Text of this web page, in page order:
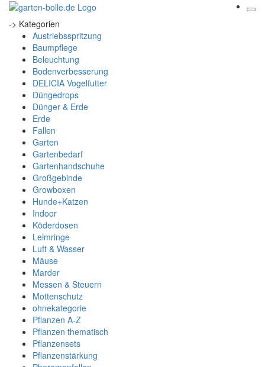
-> Kategorien
Austriebsspritzung
Baumpflege
Beleuchtung
Bodenverbesserung
DELICIA Vogelfutter
Düngedrops
Dünger & Erde
Erde
Fallen
Garten
Gartenbedarf
Gartenhandschuhe
Großgebinde
Growboxen
Hunde+Katzen
Indoor
Köderdosen
Leimringe
Luft & Wasser
Mäuse
Marder
Messen & Steuern
Mottenschutz
ohnekategorie
Pflanzen A-Z
Pflanzen thematisch
Pflanzensets
Pflanzenstärkung